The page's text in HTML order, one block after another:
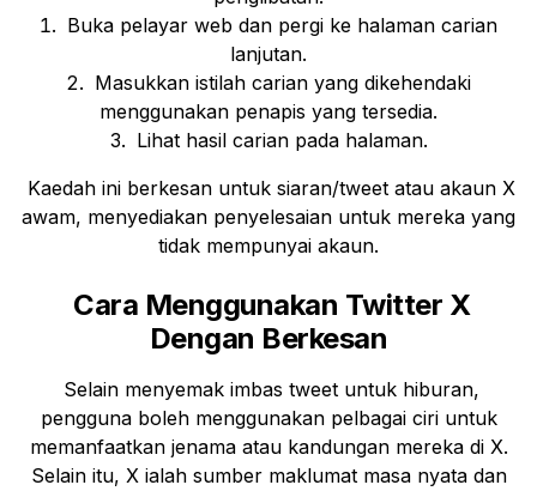
Buka pelayar web dan pergi ke halaman carian
lanjutan.
Masukkan istilah carian yang dikehendaki
menggunakan penapis yang tersedia.
Lihat hasil carian pada halaman.
Kaedah ini berkesan untuk siaran/tweet atau akaun X
awam, menyediakan penyelesaian untuk mereka yang
tidak mempunyai akaun.
Cara Menggunakan Twitter X
Dengan Berkesan
Selain menyemak imbas tweet untuk hiburan,
pengguna boleh menggunakan pelbagai ciri untuk
memanfaatkan jenama atau kandungan mereka di X.
Selain itu, X ialah sumber maklumat masa nyata dan